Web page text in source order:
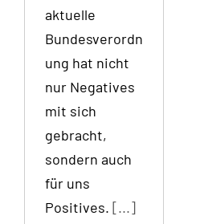
aktuelle
Bundesverordn
ung hat nicht
nur Negatives
mit sich
gebracht,
sondern auch
für uns
Positives. [...]